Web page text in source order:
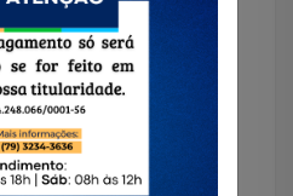
Imóvel
que você precisa!